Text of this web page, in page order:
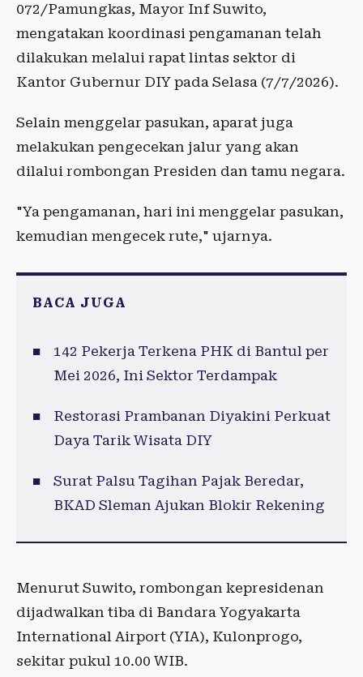
072/Pamungkas, Mayor Inf Suwito,
mengatakan koordinasi pengamanan telah
dilakukan melalui rapat lintas sektor di
Kantor Gubernur DIY pada Selasa (7/7/2026).
Selain menggelar pasukan, aparat juga
melakukan pengecekan jalur yang akan
dilalui rombongan Presiden dan tamu negara.
"Ya pengamanan, hari ini menggelar pasukan,
kemudian mengecek rute," ujarnya.
BACA JUGA
142 Pekerja Terkena PHK di Bantul per
Mei 2026, Ini Sektor Terdampak
Restorasi Prambanan Diyakini Perkuat
Daya Tarik Wisata DIY
Surat Palsu Tagihan Pajak Beredar,
BKAD Sleman Ajukan Blokir Rekening
Menurut Suwito, rombongan kepresidenan
dijadwalkan tiba di Bandara Yogyakarta
International Airport (YIA), Kulonprogo,
sekitar pukul 10.00 WIB.